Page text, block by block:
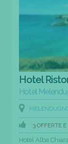
Hotel
Hotel
3 OFFERTE
Hotel Alba